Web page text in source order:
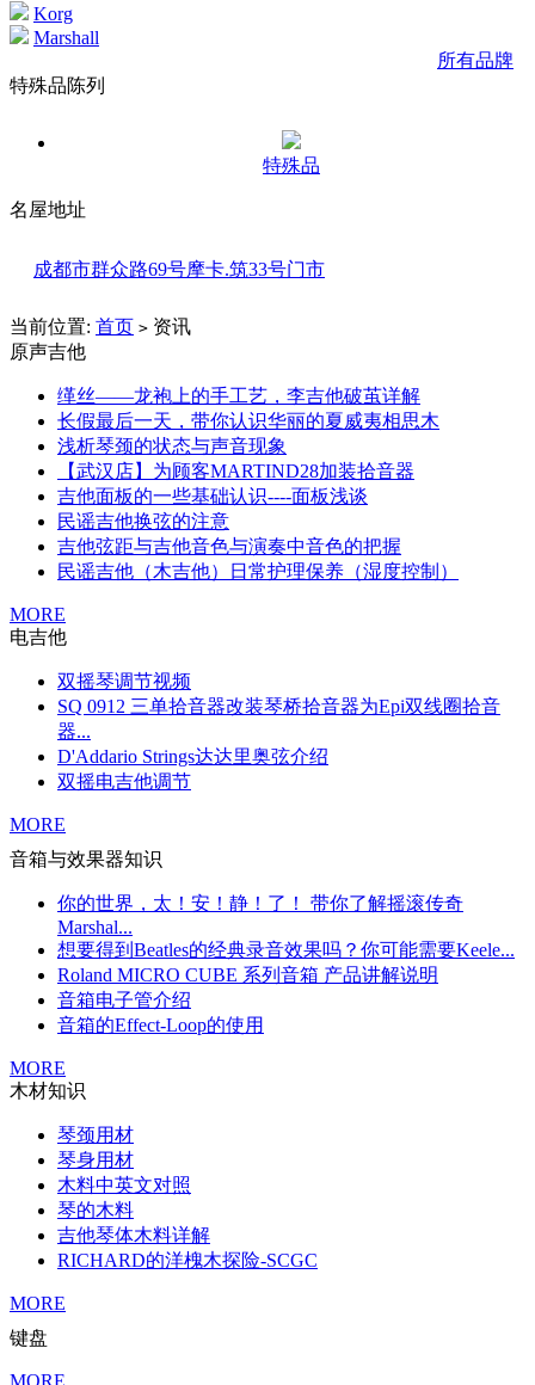
Korg
Marshall
所有品牌
特殊品陈列
特殊品
名屋地址
成都市群众路69号摩卡.筑33号门市
当前位置: 首页 > 资讯
原声吉他
缂丝——龙袍上的手工艺，李吉他破茧详解
长假最后一天，带你认识华丽的夏威夷相思木
浅析琴颈的状态与声音现象
【武汉店】为顾客MARTIND28加装拾音器
吉他面板的一些基础认识----面板浅谈
民谣吉他换弦的注意
吉他弦距与吉他音色与演奏中音色的把握
民谣吉他（木吉他）日常护理保养（湿度控制）
MORE
电吉他
双摇琴调节视频
SQ 0912 三单拾音器改装琴桥拾音器为Epi双线圈拾音
器...
D'Addario Strings达达里奥弦介绍
双摇电吉他调节
MORE
音箱与效果器知识
你的世界，太！安！静！了！ 带你了解摇滚传奇
Marshal...
想要得到Beatles的经典录音效果吗？你可能需要Keele...
Roland MICRO CUBE 系列音箱 产品讲解说明
音箱电子管介绍
音箱的Effect-Loop的使用
MORE
木材知识
琴颈用材
琴身用材
木料中英文对照
琴的木料
吉他琴体木料详解
RICHARD的洋槐木探险-SCGC
MORE
键盘
MORE